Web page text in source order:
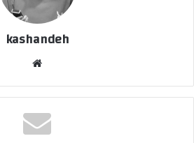
kashandeh